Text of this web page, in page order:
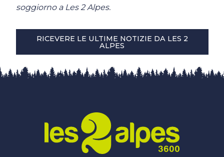
soggiorno a Les 2 Alpes.
RICEVERE LE ULTIME NOTIZIE DA LES 2
ALPES